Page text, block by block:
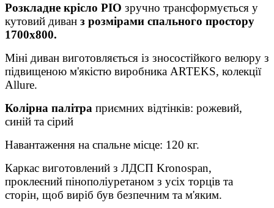
Розкладне крісло РІО зручно трансформується у
кутовий диван з розмірами спального простору
1700х800.
Міні диван виготовляється із зносостійкого велюру з
підвищеною м'якістю виробника ARTEKS, колекції
Allure.
Колірна палітра приємних відтінків: рожевий,
синій та сірий
Навантаження на спальне місце: 120 кг.
Каркас виготовлений з ЛДСП Kronospan,
проклеєний пінополіуретаном з усіх торців та
сторін, щоб виріб був безпечним та м'яким.